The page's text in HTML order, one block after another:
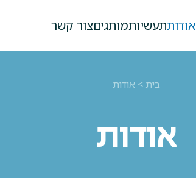
אודותתעשיותמותגיםצור קשר
בית > אודות
אודות